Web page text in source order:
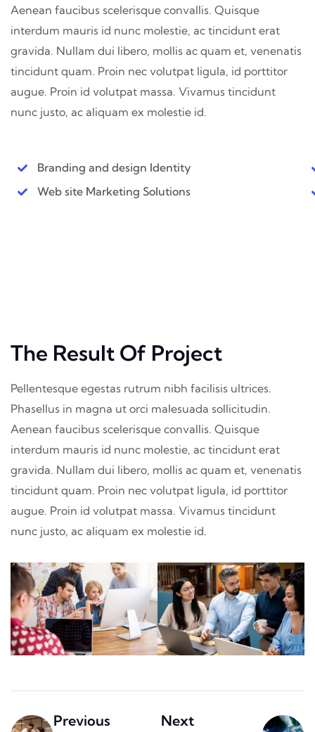
Aenean faucibus scelerisque convallis. Quisque
interdum mauris id nunc molestie, ac tincidunt erat
gravida. Nullam dui libero, mollis ac quam et, venenatis
tincidunt quam. Proin nec volutpat ligula, id porttitor
augue. Proin id volutpat massa. Vivamus tincidunt
nunc justo, ac aliquam ex molestie id.
Branding and design Identity
Web site Marketing Solutions
The Result Of Project
Pellentesque egestas rutrum nibh facilisis ultrices.
Phasellus in magna ut orci malesuada sollicitudin.
Aenean faucibus scelerisque convallis. Quisque
interdum mauris id nunc molestie, ac tincidunt erat
gravida. Nullam dui libero, mollis ac quam et, venenatis
tincidunt quam. Proin nec volutpat ligula, id porttitor
augue. Proin id volutpat massa. Vivamus tincidunt
nunc justo, ac aliquam ex molestie id.
Previous Next